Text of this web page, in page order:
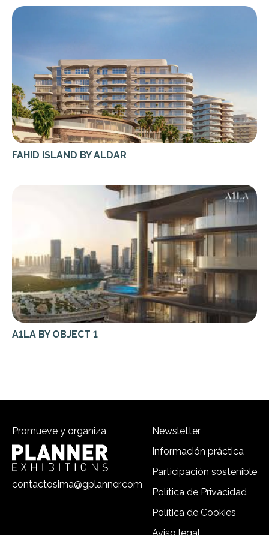
FAHID ISLAND BY ALDAR
A1LA BY OBJECT 1
Promueve y organiza
contactosima@gplanner.com
Newsletter
Información práctica
Participación sostenible
Política de Privacidad
Política de Cookies